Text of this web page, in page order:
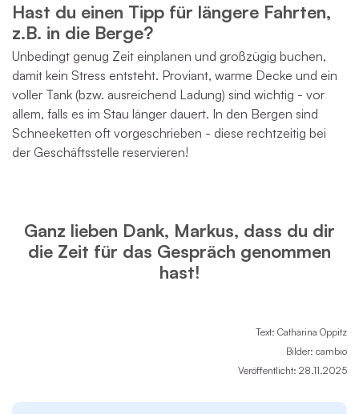
Hast du einen Tipp für längere Fahrten,
z.B. in die Berge?
Unbedingt genug Zeit einplanen und großzügig buchen,
damit kein Stress entsteht. Proviant, warme Decke und ein
voller Tank (bzw. ausreichend Ladung) sind wichtig - vor
allem, falls es im Stau länger dauert. In den Bergen sind
Schneeketten oft vorgeschrieben - diese rechtzeitig bei
der Geschäftsstelle reservieren!
Ganz lieben Dank, Markus, dass du dir
die Zeit für das Gespräch genommen
hast!
Text: Catharina Oppitz
Bilder: cambio
Veröffentlicht: 28.11.2025